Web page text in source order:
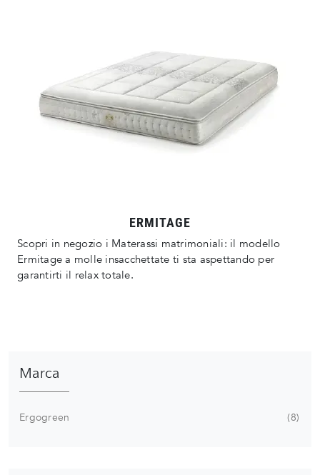
ERMITAGE
Scopri in negozio i Materassi matrimoniali: il modello
Ermitage a molle insacchettate ti sta aspettando per
garantirti il relax totale.
Marca
Ergogreen 8